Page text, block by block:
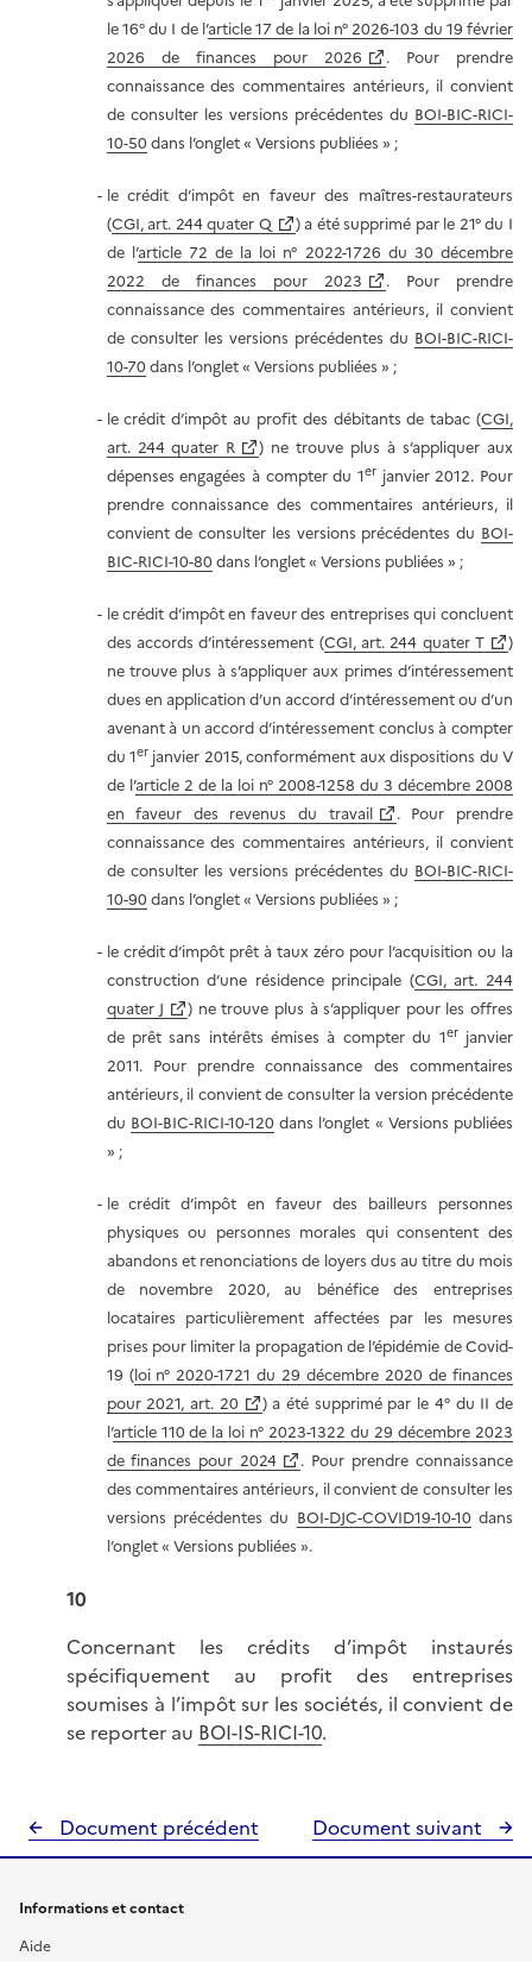
le 16° du I de l’article 17 de la loi n° 2026-103 du 19 février
2026 de finances pour 2026
. Pour prendre
connaissance des commentaires antérieurs, il convient
de consulter les versions précédentes du BOI-BIC-RICI-
10-50dans l’onglet « Versions publiées » ;
le crédit d’impôt en faveur des maîtres-restaurateurs
(CGI, art. 244 quater Q
) a été supprimé par le 21° du I
de l’article 72 de la loi n° 2022-1726 du 30 décembre
2022 de finances pour 2023
. Pour prendre
connaissance des commentaires antérieurs, il convient
de consulter les versions précédentes du BOI-BIC-RICI-
10-70dans l’onglet« Versions publiées » ;
le crédit d’impôt au profit des débitants de tabac (CGI,
art. 244 quater R
) ne trouve plus à s’appliquer aux
dépenses engagées à compter du 1erjanvier 2012. Pour
prendre connaissance des commentaires antérieurs, il
convient de consulter les versions précédentes du BOI-
BIC-RICI-10-80dans l’onglet« Versions publiées » ;
le crédit d’impôt en faveur des entreprises qui concluent
des accords d’intéressement (CGI, art. 244 quater T
)
ne trouve plus à s’appliquer aux primes d’intéressement
dues en application d’un accord d’intéressement ou d’un
avenant à un accord d’intéressement conclus à compter
du 1er janvier 2015, conformément aux dispositions du V
de l’article 2 de la loi n° 2008-1258 du 3 décembre 2008
en faveur des revenus du travail
. Pour prendre
connaissance des commentaires antérieurs, il convient
de consulter les versions précédentes du BOI-BIC-RICI-
10-90dans l’onglet« Versions publiées » ;
le crédit d’impôt prêt à taux zéro pour l’acquisition ou la
construction d’une résidence principale (CGI, art. 244
quater J
) ne trouve plus à s’appliquer pour les offres
de prêt sans intérêts émises à compter du 1erjanvier
2011. Pour prendre connaissance des commentaires
antérieurs, il convient de consulter la version précédente
du BOI-BIC-RICI-10-120dans l’onglet « Versions publiées
» ;
le crédit d’impôt en faveur des bailleurs personnes
physiques ou personnes morales qui consentent des
abandons et renonciations de loyers dus au titre du mois
de novembre 2020, au bénéfice des entreprises
locataires particulièrement affectées par les mesures
prises pour limiter la propagation de l’épidémie de Covid-
19 (loi n° 2020-1721 du 29 décembre 2020 de finances
pour 2021, art. 20
) a été supprimé par le 4° du II de
l’article 110 de la loi n° 2023-1322 du 29 décembre 2023
de finances pour 2024
. Pour prendre connaissance
des commentaires antérieurs, il convient de consulter les
versions précédentes du BOI-DJC-COVID19-10-10dans
l’onglet« Versions publiées ».
10
Concernant les crédits d’impôt instaurés
spécifiquement au profit des entreprises
soumises à l’impôt sur les sociétés, il convient de
se reporter au BOI-IS-RICI-10.
Document précédent Document suivant
Informations et contact
Aide